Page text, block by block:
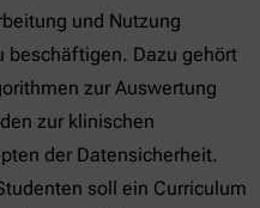
und Nutzung
beschäftigen. Dazu gehört
zur Auswertung
zur klinischen
der Datensicherheit.
soll ein Curriculum